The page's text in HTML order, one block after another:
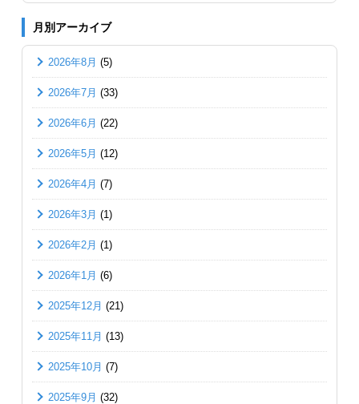
月別アーカイブ
2026年8月 (5)
2026年7月 (33)
2026年6月 (22)
2026年5月 (12)
2026年4月 (7)
2026年3月 (1)
2026年2月 (1)
2026年1月 (6)
2025年12月 (21)
2025年11月 (13)
2025年10月 (7)
2025年9月 (32)